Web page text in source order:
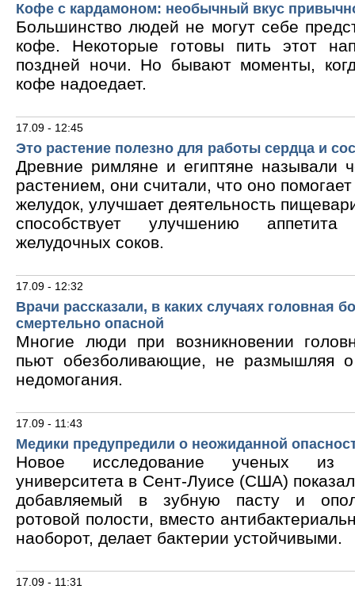
Кофе с кардамоном: необычный вкус
Большинство людей не могут себе
кофе. Некоторые готовы пить этот
поздней ночи. Но бывают моменты,
кофе надоедает.
17.09 - 12:45
Это растение полезно для работы сердца и
Древние римляне и египтяне называли
растением, они считали, что оно
желудок, улучшает деятельность
способствует улучшению
желудочных соков.
17.09 - 12:32
Врачи рассказали, в каких случаях головная
смертельно опасной
Многие люди при возникновении
пьют обезболивающие, не размышляя о
недомогания.
17.09 - 11:43
Медики предупредили о неожиданной
Новое исследование ученых из
университета в Сент-Луисе (США)
добавляемый в зубную пасту и
ротовой полости, вместо
наоборот, делает бактерии устойчивыми.
17.09 - 11:31